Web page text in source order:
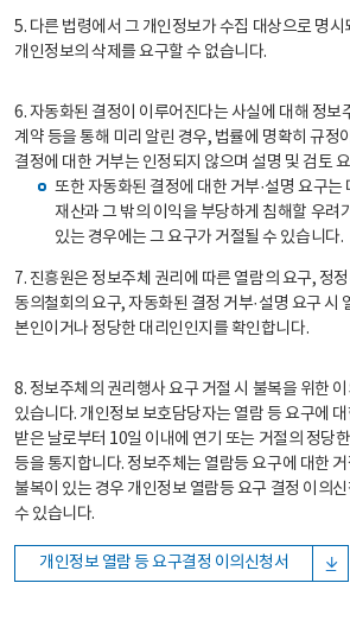
5. 다른 법령에서 그 개인정보가 수집 대상으로 명
개인정보의 삭제를 요구할 수 없습니다.
6. 자동화된 결정이 이루어진다는 사실에 대해 정보
계약 등을 통해 미리 알린 경우, 법률에 명확히 규정
결정에 대한 거부는 인정되지 않으며 설명 및 검토
또한 자동화된 결정에 대한 거부·설명 요구는
재산과 그 밖의 이익을 부당하게 침해할 우려
있는 경우에는 그 요구가 거절될 수 있습니다.
7. 진흥원은 정보주체 권리에 따른 열람의 요구, 정
동의철회의 요구, 자동화된 결정 거부·설명 요구 시
본인이거나 정당한 대리인인지를 확인합니다.
8. 정보주체의 권리행사 요구 거절 시 불복을 위한
있습니다. 개인정보 보호담당자는 열람 등 요구에
받은 날로부터 10일 이내에 연기 또는 거절의 정당
등을 통지합니다. 정보주체는 열람등 요구에 대한
불복이 있는 경우 개인정보 열람등 요구 결정 이의
수 있습니다.
개인정보 열람 등 요구결정 이의신청서